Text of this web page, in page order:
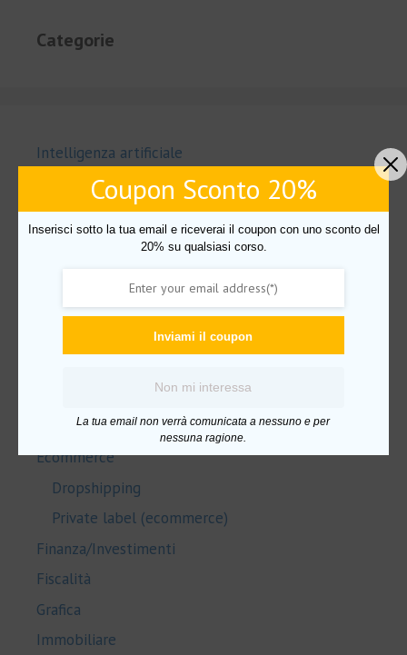
Categorie
Intelligenza artificiale
Uncategorized
Amazon FBA
Crescita personale
Salute e Benessere
Ecommerce
Dropshipping
Private label (ecommerce)
Finanza/Investimenti
Fiscalità
Grafica
Immobiliare
Coupon Sconto 20%
Inserisci sotto la tua email e riceverai il coupon con uno sconto del
20% su qualsiasi corso.
Inviami il coupon
Non mi interessa
La tua email non verrà comunicata a nessuno e per
nessuna ragione.